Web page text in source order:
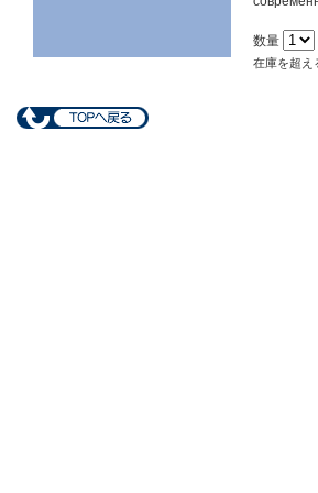
数量
在庫を超え